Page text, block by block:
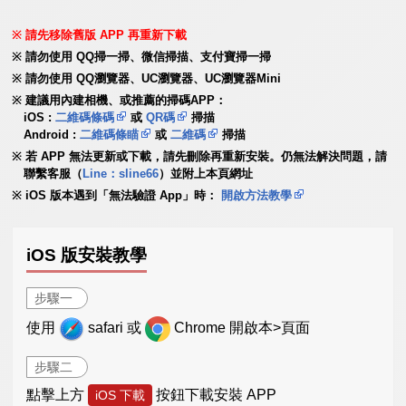
請先移除舊版 APP 再重新下載
請勿使用 QQ掃一掃、微信掃描、支付寶掃一掃
請勿使用 QQ瀏覽器、UC瀏覽器、UC瀏覽器Mini
建議用內建相機、或推薦的掃碼APP：
iOS :二維碼條碼 或QR碼
掃描
Android :二維碼條瞄 或二維碼
掃描
若 APP 無法更新或下載，請先刪除再重新安裝。仍無法解決問題，請
聯繫客服（ Line：sline66）並附上本頁網址
iOS 版本遇到「無法驗證 App」時：
開啟方法教學
iOS 版安裝教學
步驟一
使用 safari 或 Chrome 開啟本>頁面
步驟二
點擊上方 iOS 下載 按鈕下載安裝 APP